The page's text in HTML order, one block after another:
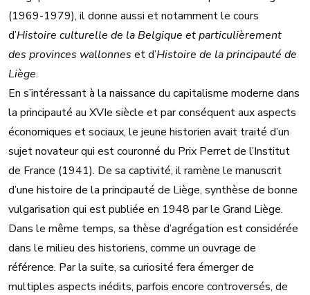
(1969-1979), il donne aussi et notamment le cours
d’Histoire culturelle de la Belgique et particulièrement
des provinces wallonnes et d’Histoire de la principauté de
Liège.
En s’intéressant à la naissance du capitalisme moderne dans
la principauté au XVIe siècle et par conséquent aux aspects
économiques et sociaux, le jeune historien avait traité d’un
sujet novateur qui est couronné du Prix Perret de l’Institut
de France (1941). De sa captivité, il ramène le manuscrit
d’une histoire de la principauté de Liège, synthèse de bonne
vulgarisation qui est publiée en 1948 par le Grand Liège.
Dans le même temps, sa thèse d’agrégation est considérée
dans le milieu des historiens, comme un ouvrage de
référence. Par la suite, sa curiosité fera émerger de
multiples aspects inédits, parfois encore controversés, de